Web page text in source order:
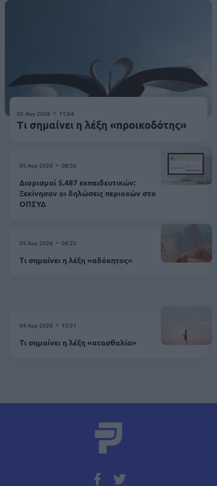
05 Αυγ 2026 11:04
Τι σημαίνει η λέξη «προικοδότης»
05 Αυγ 2026 08:36
Διορισμοί 5.487 εκπαιδευτικών:
Ξεκίνησαν οι δηλώσεις περιοχών στο
ΟΠΣΥΔ
05 Αυγ 2026 06:25
Τι σημαίνει η λέξη «αδόκητος»
04 Αυγ 2026 15:21
Τι σημαίνει η λέξη «ατασθαλία»